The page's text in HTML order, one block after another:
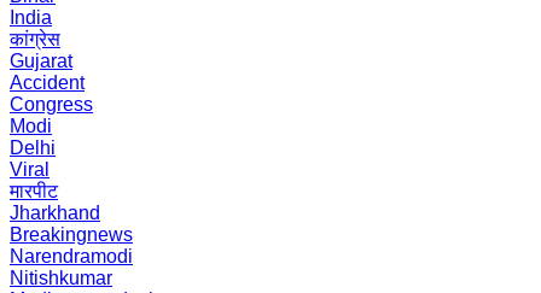
India
कांग्रेस
Gujarat
Accident
Congress
Modi
Delhi
Viral
मारपीट
Jharkhand
Breakingnews
Narendramodi
Nitishkumar